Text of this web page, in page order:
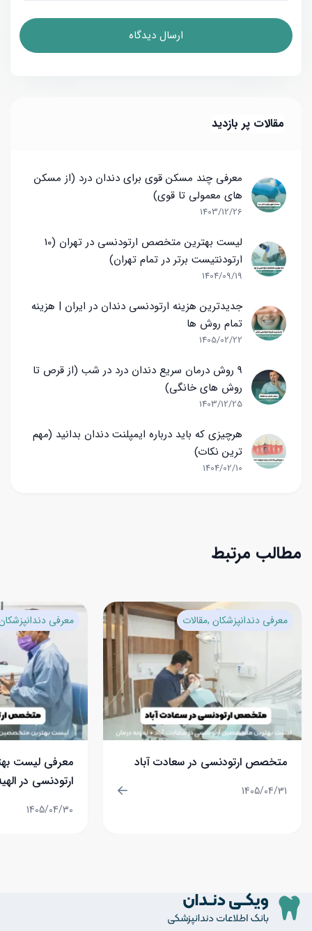
مقالات پر بازدید
معرفی چند مسکن قوی برای دندان درد (از مسکن
های معمولی تا قوی)
1403/12/26
لیست بهترین متخصص ارتودنسی در تهران (10
ارتودنتیست برتر در تمام تهران)
1404/09/19
جدیدترین هزینه ارتودنسی دندان در ایران | هزینه
تمام روش ها
1405/02/22
9 روش درمان سریع دندان درد در شب (از قرص تا
روش های خانگی)
1403/12/25
هرچیزی که باید درباره ایمپلنت دندان بدانید (مهم
ترین نکات)
1404/02/10
مطالب مرتبط
معرفی دندانپزشکان مقالات
متخصص ارتودنسی در سعادت آباد
1405/04/31
معرفی
معرفی لیست
ارتودنسی در
1405/04/30